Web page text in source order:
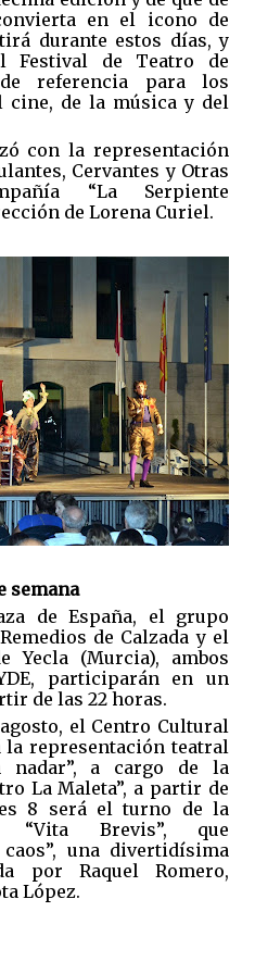
en el icono de
durante estos días, y
Festival de Teatro de
referencia para los
cine, de la música y del
con la representación
Cervantes y Otras
“La Serpiente
de Lorena Curiel.
semana
de España, el grupo
de Calzada y el
Yecla (Murcia), ambos
participarán en un
de las 22 horas.
el Centro Cultural
la representación teatral
nadar”, a cargo de la
La Maleta”, a partir de
8 será el turno de la
“Vita Brevis”, que
una divertidísima
por Raquel Romero,
López.